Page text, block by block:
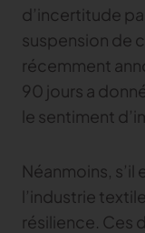
MARKET
Neteven
Optimisez vos
Automatisez votre
Launchmetrics
Supervisez
d’incertitude
suspension de
récemment
90 jours a
le sentiment
Néanmoins,
l’industrie
résilience. Ces